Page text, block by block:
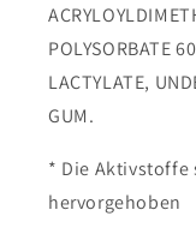
POLYSORBATE
LACTYLATE,
GUM.
* Die
hervorgehoben